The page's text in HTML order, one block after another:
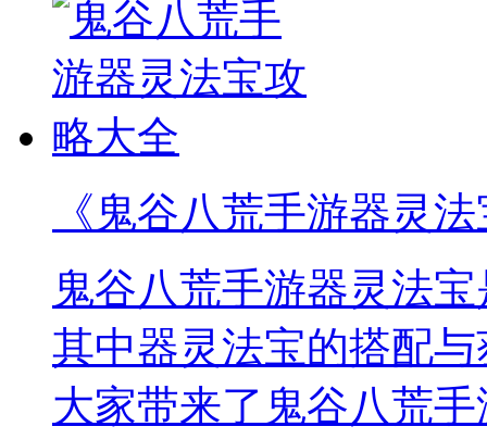
《鬼谷八荒手游器灵
鬼谷八荒手游器灵法
其中器灵法宝的搭配
大家带来了鬼谷八荒